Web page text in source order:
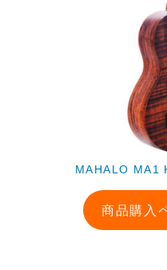
MAHALO MA1
商品購入